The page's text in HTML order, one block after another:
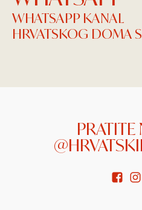
WHATSAPP KANAL
HRVATSKOG DOMA